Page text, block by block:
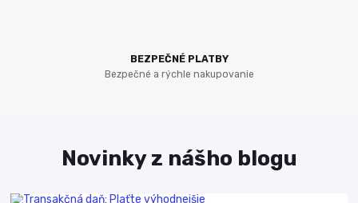
BEZPEČNÉ PLATBY
Bezpečné a rýchle nakupovanie
Novinky z nášho blogu